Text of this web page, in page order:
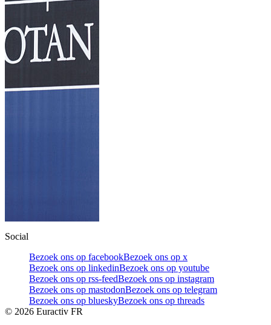
Social
Bezoek ons op facebookBezoek ons op x
Bezoek ons op linkedinBezoek ons op youtube
Bezoek ons op rss-feedBezoek ons op instagram
Bezoek ons op mastodonBezoek ons op telegram
Bezoek ons op blueskyBezoek ons op threads
© 2026 Euractiv FR